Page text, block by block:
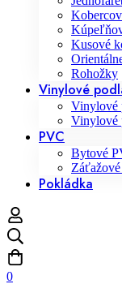
Kusové
Rohožky
Vinylové
Vinylové
Vinylové
PVC
Bytové
Pokládka
0